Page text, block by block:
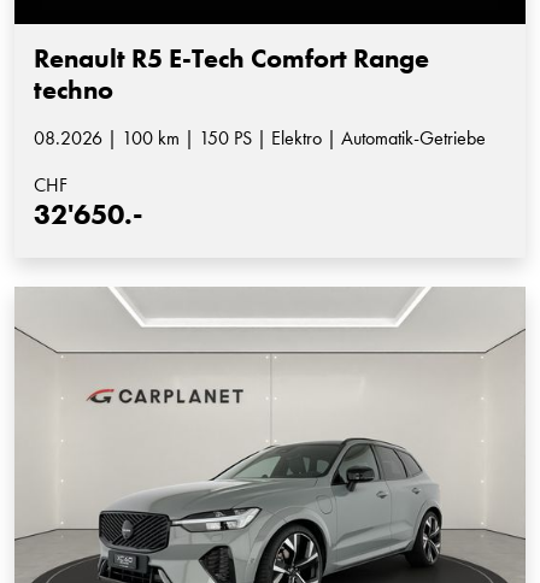
Renault R5 E-Tech Comfort Range
techno
08.2026 | 100 km | 150 PS | Elektro | Automatik-Getriebe
CHF
32'650.-